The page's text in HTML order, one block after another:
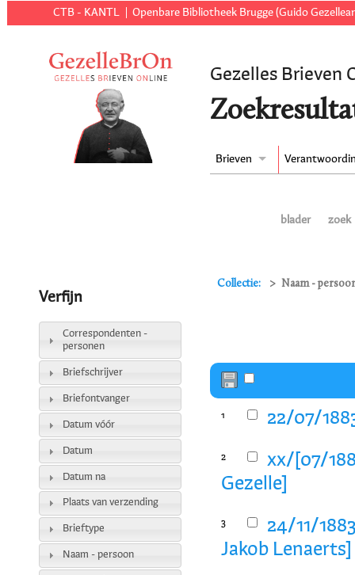
CTB - KANTL Openbare Bibliotheek Brugge (Guido
Gezelles Brieven
Brieven
blader zoek
Collectie: Naam -
1 22/07/
2
xx/[07/
Gezelle]
3
24/11/
Jakob
Verfijn
Correspondenten -
personen
Briefschrijver
Briefontvanger
Datum vóór
Datum
Datum na
Plaats van verzending
Brieftype
Naam - persoon